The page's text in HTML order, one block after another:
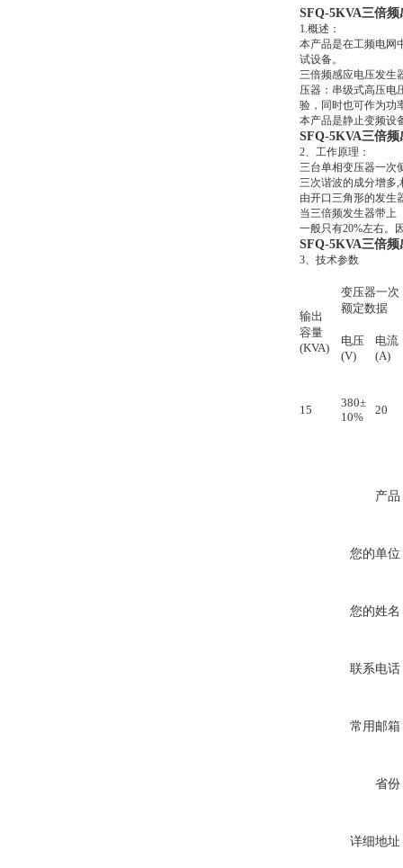
SFQ-5KVA三倍频
1.概述：
本产品是在工频电网
试设备。
三倍频感应电压发生
压器：串级式高压电
验，同时也可作为功
本产品是静止变频设
SFQ-5KVA三倍频
2、工作原理：
三台单相变压器一次
三次谐波的成分增多,
由开口三角形的发生
当三倍频发生器带上
一般只有20%左右。
SFQ-5KVA三倍频
3、技术参数
输出
容量
(KVA)
变压器一次
额定数据
电压
(V)
电流
(A)
15
380±
10%
20
产品
您的单位
您的姓名
联系电话
常用邮箱
省份
详细地址